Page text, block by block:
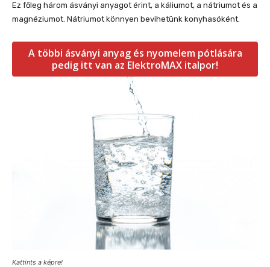
Ez főleg három ásványi anyagot érint, a káliumot, a nátriumot és a
magnéziumot. Nátriumot könnyen bevihetünk konyhasóként.
A többi ásványi anyag és nyomelem pótlására
pedig itt van az ElektroMAX italpor!
Kattints a képre!